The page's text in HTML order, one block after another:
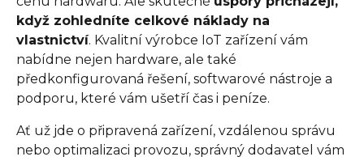
když zohledníte celkové náklady na
vlastnictví. Kvalitní výrobce IoT zařízení vám
nabídne nejen hardware, ale také
předkonfigurovaná řešení, softwarové nástroje a
podporu, které vám ušetří čas i peníze.
Ať už jde o připravená zařízení, vzdálenou správu
nebo optimalizaci provozu, správný dodavatel vám